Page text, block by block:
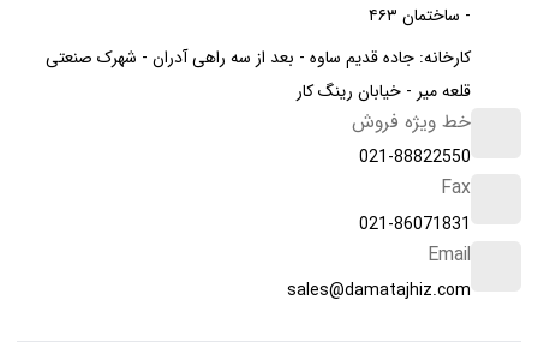
- ساختمان ۴۶۳
کارخانه: جاده قدیم ساوه - بعد از سه راهی آدران - شهرک صنعتی
قلعه میر - خیابان رینگ کار
خط ویژه فروش
021-88822550
Fax
021-86071831
Email
sales@damatajhiz.com